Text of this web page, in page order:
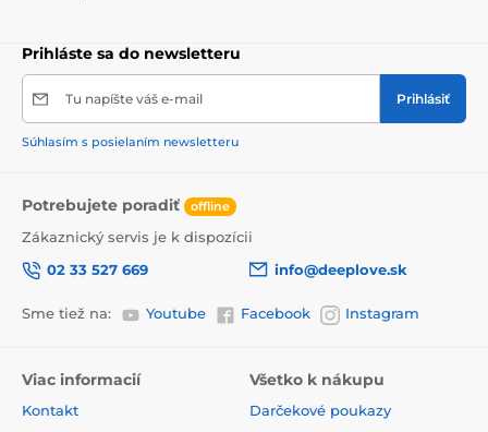
Prihláste sa do newsletteru
Tu napíšte váš e-mail Prihlásiť
Súhlasím s posielaním newsletteru
Potrebujete poradiť offline
Zákaznický servis je k dispozícii
02 33 527 669
info@deeplove.sk
Sme tiež na: Youtube Facebook Instagram
Viac informacií
Kontakt
Všetko k nákupu
Darčekové poukazy